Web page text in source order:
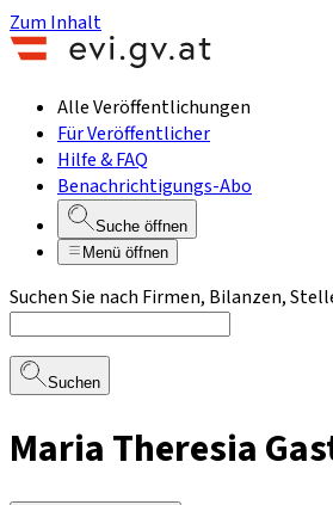
Zum Inhalt
Alle Veröffentlichungen
Für Veröffentlicher
Hilfe & FAQ
Benachrichtigungs-Abo
Suche öffnen
Menü öffnen
Suchen Sie nach Firmen, Bilanzen,
Suchen
Maria Theresia